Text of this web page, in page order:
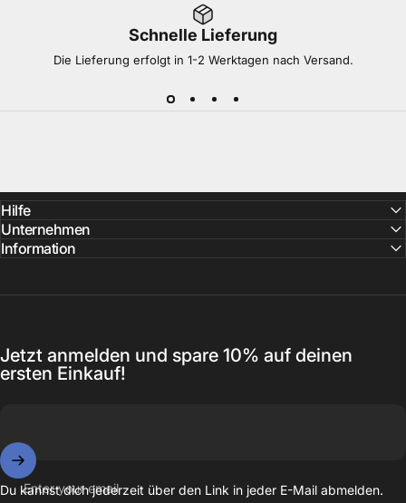
Schnelle Lieferung
Die Lieferung erfolgt in 1-2 Werktagen nach Versand.
Hilfe
Unternehmen
Information
Jetzt anmelden und spare 10% auf deinen
ersten Einkauf!
Enter your email
Du kannst dich jederzeit über den Link in jeder E-Mail abmelden.